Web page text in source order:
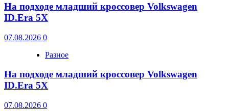
На подходе младший кроссовер Volkswagen
ID.Era 5X
07.08.2026 0
Разное
На подходе младший кроссовер Volkswagen
ID.Era 5X
07.08.2026 0